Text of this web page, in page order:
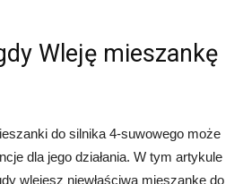
Wleję mieszankę
do silnika 4-suwowego może
dla jego działania. W tym artykule
wlejesz niewłaściwą mieszankę do